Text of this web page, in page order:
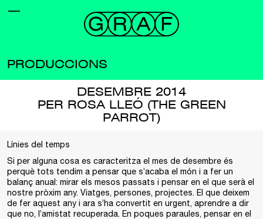
PRODUCCIONS
DESEMBRE 2014
PER ROSA LLEÓ (THE GREEN
PARROT)
Línies del temps
Si per alguna cosa es caracteritza el mes de desembre és
perquè tots tendim a pensar que s’acaba el món i a fer un
balanç anual: mirar els mesos passats i pensar en el que serà el
nostre pròxim any. Viatges, persones, projectes. El que deixem
de fer aquest any i ara s’ha convertit en urgent, aprendre a dir
que no, l’amistat recuperada. En poques paraules, pensar en el